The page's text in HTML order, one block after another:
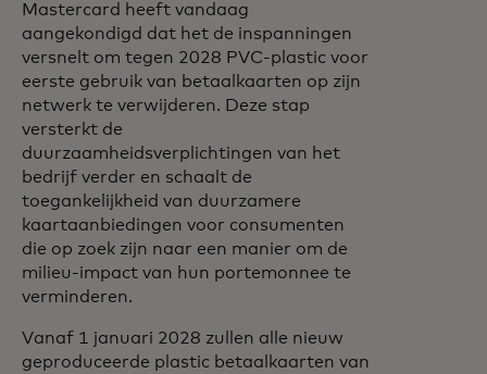
Mastercard heeft vandaag
aangekondigd dat het de inspanningen
versnelt om tegen 2028 PVC-plastic voor
eerste gebruik van betaalkaarten op zijn
netwerk te verwijderen. Deze stap
versterkt de
duurzaamheidsverplichtingen van het
bedrijf verder en schaalt de
toegankelijkheid van duurzamere
kaartaanbiedingen voor consumenten
die op zoek zijn naar een manier om de
milieu-impact van hun portemonnee te
verminderen.
Vanaf 1 januari 2028 zullen alle nieuw
geproduceerde plastic betaalkaarten van